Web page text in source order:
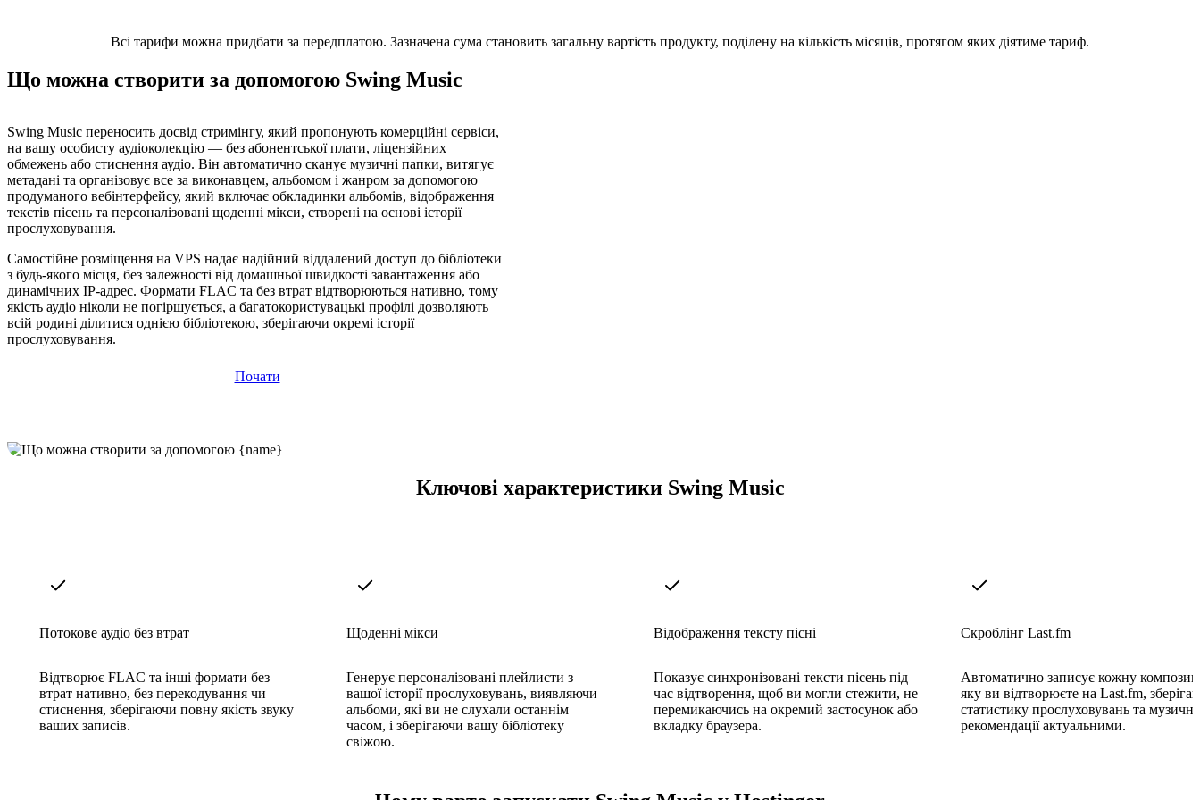
Всі тарифи можна придбати за передплатою. Зазначена сума становить загальну вартість продукту, поділену на кількість місяців, протягом яких діятиме тариф.
Що можна створити за допомогою Swing Music
Swing Music переносить досвід стримінгу, який пропонують комерційні сервіси,
на вашу особисту аудіоколекцію — без абонентської плати, ліцензійних
обмежень або стиснення аудіо. Він автоматично сканує музичні папки, витягує
метадані та організовує все за виконавцем, альбомом і жанром за допомогою
продуманого вебінтерфейсу, який включає обкладинки альбомів, відображення
текстів пісень та персоналізовані щоденні мікси, створені на основі історії
прослуховування.
Самостійне розміщення на VPS надає надійний віддалений доступ до бібліотеки
з будь-якого місця, без залежності від домашньої швидкості завантаження або
динамічних IP-адрес. Формати FLAC та без втрат відтворюються нативно, тому
якість аудіо ніколи не погіршується, а багатокористувацькі профілі дозволяють
всій родині ділитися однією бібліотекою, зберігаючи окремі історії
прослуховування.
Почати
Ключові характеристики Swing Music
Потокове аудіо без втрат
Відтворює FLAC та інші формати без
втрат нативно, без перекодування чи
стиснення, зберігаючи повну якість звуку
ваших записів.
Щоденні мікси
Генерує персоналізовані плейлисти з
вашої історії прослуховувань, виявляючи
альбоми, які ви не слухали останнім
часом, і зберігаючи вашу бібліотеку
свіжою.
Відображення тексту пісні
Показує синхронізовані тексти пісень під
час відтворення, щоб ви могли стежити, не
перемикаючись на окремий застосунок або
вкладку браузера.
Скроблінг Last.fm
Автоматично записує кожну
яку ви відтворюєте на Last.fm,
статистику прослуховувань та музичні
рекомендації актуальними.